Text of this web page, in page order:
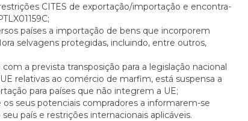
CITES de exportação/importação e encontra-
países a importação de bens que incorporem
selvagens protegidas, incluindo, entre outros,
a prevista transposição para a legislação nacional
relativas ao comércio de marfim, está suspensa a
para países que não integrem a UE;
seus potenciais compradores a informarem-se
país e restrições internacionais aplicáveis.